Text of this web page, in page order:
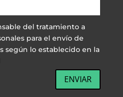
del tratamiento a
para el envío de
según lo establecido en la
ENVIAR